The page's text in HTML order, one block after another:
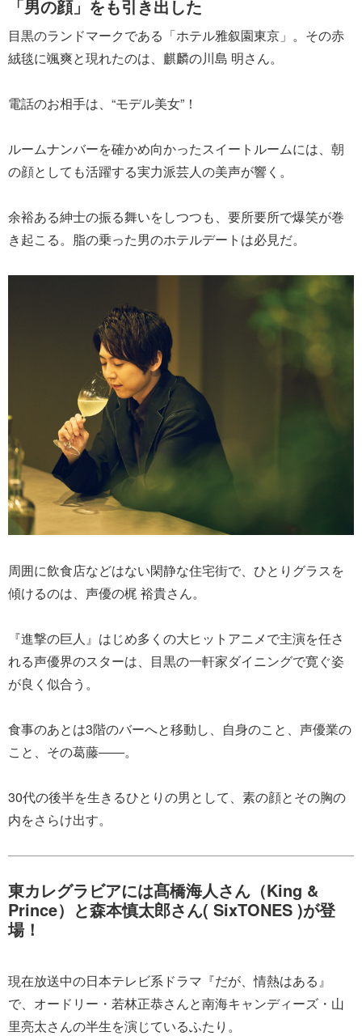
「男の顔」をも引き出した
目黒のランドマークである「ホテル雅叙園東京」。その赤
絨毯に颯爽と現れたのは、麒麟の川島 明さん。
電話のお相手は、“モデル美女”！
ルームナンバーを確かめ向かったスイートルームには、朝
の顔としても活躍する実力派芸人の美声が響く。
余裕ある紳士の振る舞いをしつつも、要所要所で爆笑が巻
き起こる。脂の乗った男のホテルデートは必見だ。
周囲に飲食店などはない閑静な住宅街で、ひとりグラスを
傾けるのは、声優の梶 裕貴さん。
『進撃の巨人』はじめ多くの大ヒットアニメで主演を任さ
れる声優界のスターは、目黒の一軒家ダイニングで寛ぐ姿
が良く似合う。
食事のあとは3階のバーへと移動し、自身のこと、声優業の
こと、その葛藤――。
30代の後半を生きるひとりの男として、素の顔とその胸の
内をさらけ出す。
東カレグラビアには髙橋海人さん（King &
Prince）と森本慎太郎さん( SixTONES )が登
場！
現在放送中の日本テレビ系ドラマ『だが、情熱はある』
で、オードリー・若林正恭さんと南海キャンディーズ・山
里亮太さんの半生を演じているふたり。